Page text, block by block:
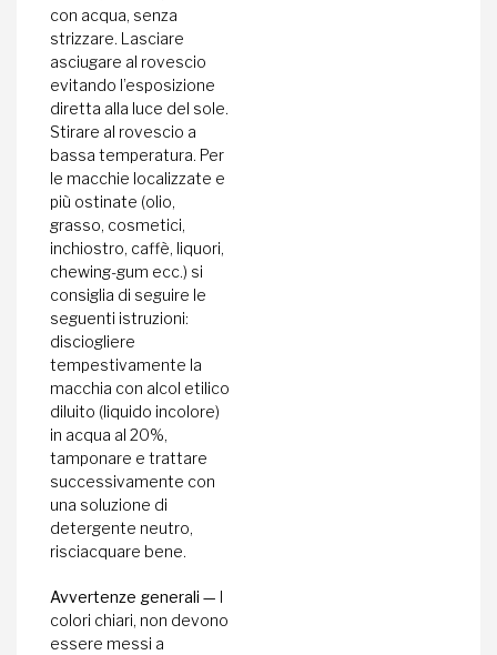
con acqua, senza
strizzare. Lasciare
asciugare al rovescio
evitando l’esposizione
diretta alla luce del sole.
Stirare al rovescio a
bassa temperatura. Per
le macchie localizzate e
più ostinate (olio,
grasso, cosmetici,
inchiostro, caffè, liquori,
chewing-gum ecc.) si
consiglia di seguire le
seguenti istruzioni:
disciogliere
tempestivamente la
macchia con alcol etilico
diluito (liquido incolore)
in acqua al 20%,
tamponare e trattare
successivamente con
una soluzione di
detergente neutro,
risciacquare bene.
Avvertenze generali — I
colori chiari, non devono
essere messi a